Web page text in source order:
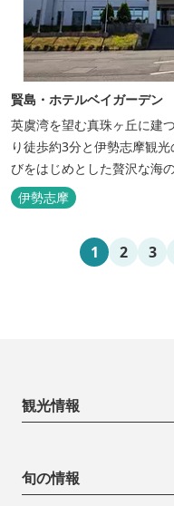
賢島・ホテルベイガーデン
英虞湾を望む真珠ヶ丘に建
り徒歩約3分と伊勢志摩観
びをはじめとした贅沢な海
できます。
伊勢志摩
1 2 3
観光情報
旬の情報